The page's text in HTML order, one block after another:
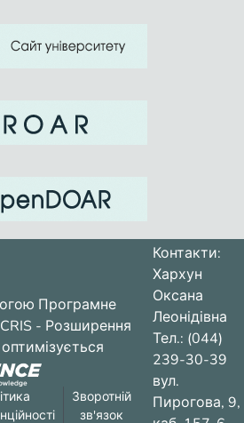
Програмне
- Розширення
Зворотній
зв'язок
Контакти:
Хархун
Оксана
Леонідівна
Тел.: (044)
239-30-39
вул.
Пирогова, 9,